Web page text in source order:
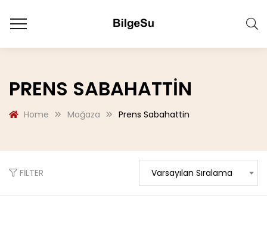
PRENS SABAHATTIN
Home Mağaza Prens Sabahattin
FILTER Varsayılan Sıralama